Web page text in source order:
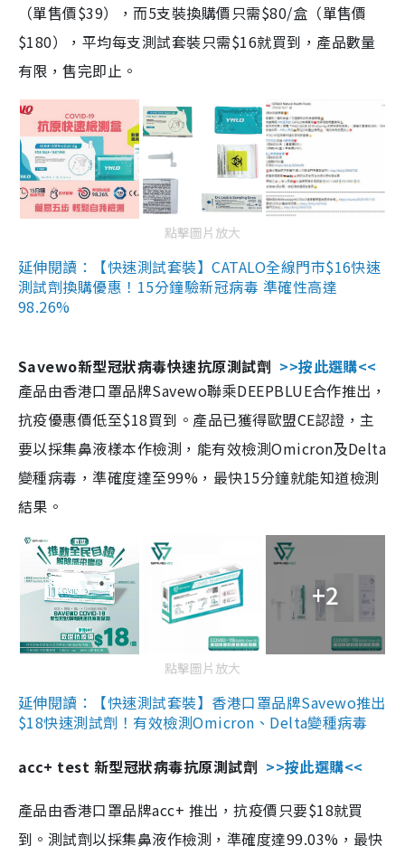
（單售價$39），而5支裝換購價只需$80/盒（單售價
$180），平均每支測試套裝只需$16就買到，產品數量
有限，售完即止。
點擊圖片放大
延伸閱讀：【快速測試套裝】CATALO全線門市$16快速
測試劑換購優惠！15分鐘驗新冠病毒 準確性高達
98.26%
Savewo新型冠狀病毒快速抗原測試劑 >>按此選購<<
產品由香港口罩品牌Savewo聯乘DEEPBLUE合作推出，
抗疫優惠價低至$18買到。產品已獲得歐盟CE認證，主
要以採集鼻液樣本作檢測，能有效檢測Omicron及Delta
變種病毒，準確度達至99%，最快15分鐘就能知道檢測
結果。
+2
點擊圖片放大
延伸閱讀：【快速測試套裝】香港口罩品牌Savewo推出
$18快速測試劑！有效檢測Omicron、Delta變種病毒
acc+ test 新型冠狀病毒抗原測試劑 >>按此選購<<
產品由香港口罩品牌acc+ 推出，抗疫價只要$18就買
到。測試劑以採集鼻液作檢測，準確度達99.03%，最快